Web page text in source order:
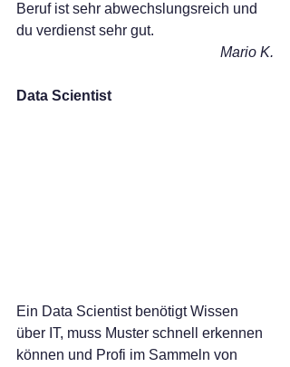
Beruf ist sehr abwechslungsreich und
du verdienst sehr gut.
Mario K.
Data Scientist
Ein Data Scientist benötigt Wissen
über IT, muss Muster schnell erkennen
können und Profi im Sammeln von